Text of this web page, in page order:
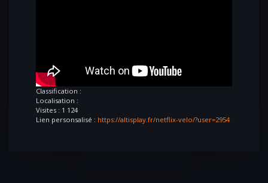
Classification :
Localisation :
Visites : 1 124
Lien personsalisé : https://altisplay.fr/netflix-velo/?user=2954